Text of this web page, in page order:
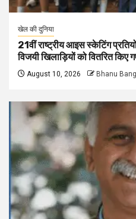
खेल की दुनिया
21वीं राष्ट्रीय आइस स्केटिंग
विजयी खिलाड़ियों को वितरित किए
August 10, 2026 Bhanu